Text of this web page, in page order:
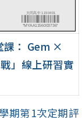
課： Gem ×
」線上研習實
期第1次定期評